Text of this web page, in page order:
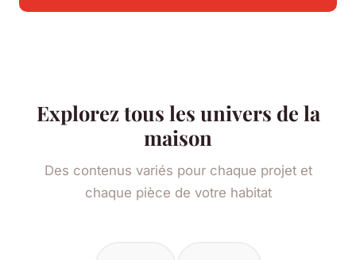
Explorez tous les univers de la
maison
Des contenus variés pour chaque projet et
chaque pièce de votre habitat